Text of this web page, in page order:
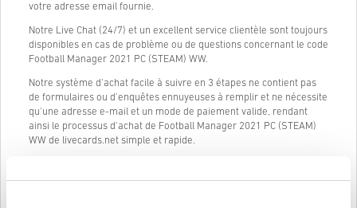
votre adresse email fournie.
Notre Live Chat (24/7) et un excellent service clientèle sont toujours
disponibles en cas de problème ou de questions concernant le code
Football Manager 2021 PC (STEAM) WW.
Notre système d'achat facile à suivre en 3 étapes ne contient pas
de formulaires ou d'enquêtes ennuyeuses à remplir et ne nécessite
qu'une adresse e-mail et un mode de paiement valide, rendant
ainsi le processus d'achat de Football Manager 2021 PC (STEAM)
WW de livecards.net simple et rapide.